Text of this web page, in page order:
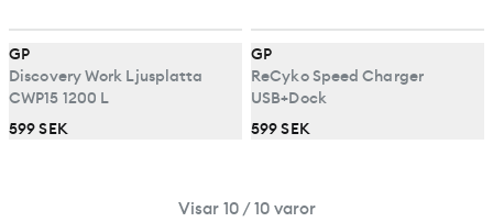
GP
Discovery Work Ljusplatta
CWP15 1200 L
599 SEK
GP
ReCyko Speed Charger
USB+Dock
599 SEK
Visar 10 / 10 varor